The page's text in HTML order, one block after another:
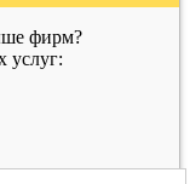
фирм?
услуг: